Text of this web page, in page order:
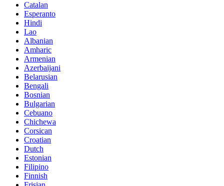
Catalan
Esperanto
Hindi
Lao
Albanian
Amharic
Armenian
Azerbaijani
Belarusian
Bengali
Bosnian
Bulgarian
Cebuano
Chichewa
Corsican
Croatian
Dutch
Estonian
Filipino
Finnish